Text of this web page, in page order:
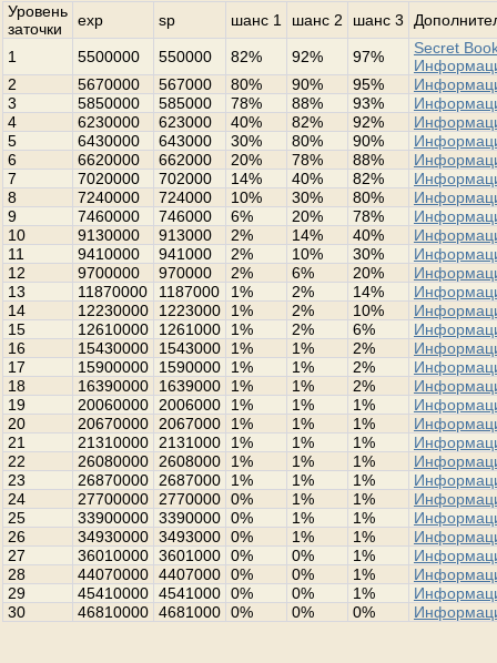
Уровень
заточки
exp sp шанс 1 шанс 2 шанс 3
1 5500000 550000 82% 92% 97%
Secret
2
5670000 567000 80% 90% 95%
3
5850000 585000 78% 88% 93%
4
6230000 623000 40% 82% 92%
5
6430000 643000 30% 80% 90%
6
6620000 662000 20% 78% 88%
7
7020000 702000 14% 40% 82%
8
7240000 724000 10% 30% 80%
9
7460000 746000 6% 20% 78%
10
9130000 913000 2% 14% 40%
11
9410000 941000 2% 10% 30%
12
9700000 970000 2% 6% 20%
13
11870000 1187000 1% 2% 14%
14
12230000 1223000 1% 2% 10%
15
12610000 1261000 1% 2% 6%
16
15430000 1543000 1% 1% 2%
17
15900000 1590000 1% 1% 2%
18
16390000 1639000 1% 1% 2%
19
20060000 2006000 1% 1% 1%
20
20670000 2067000 1% 1% 1%
21
21310000 2131000 1% 1% 1%
22
26080000 2608000 1% 1% 1%
23
26870000 2687000 1% 1% 1%
24
27700000 2770000 0% 1% 1%
25
33900000 3390000 0% 1% 1%
26
34930000 3493000 0% 1% 1%
27
36010000 3601000 0% 0% 1%
28
44070000 4407000 0% 0% 1%
29
45410000 4541000 0% 0% 1%
30
46810000 4681000 0% 0% 0%